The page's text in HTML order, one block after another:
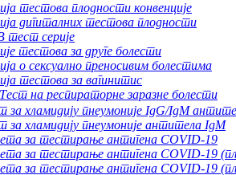
тестова плодности конвенције
дигиталних тестова плодности
тест серије
тестова за друге болести
о сексуално преносивим болестима
тестова за вагинитис
Тест на респираторне заразне болести
за хламидију пнеумоније IgG/IgM
за хламидију пнеумоније антитела IgM
за тестирање антигена COVID-19
за тестирање антигена COVID-19
за тестирање антигена COVID-19